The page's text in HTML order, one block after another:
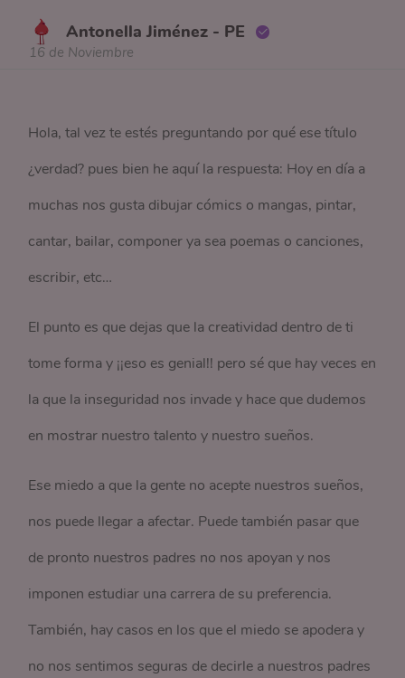
Antonella Jiménez - PE
16 de Noviembre
Hola, tal vez te estés preguntando por qué ese título
¿verdad? pues bien he aquí la respuesta: Hoy en día a
muchas nos gusta dibujar cómics o mangas, pintar,
cantar, bailar, componer ya sea poemas o canciones,
escribir, etc…
El punto es que dejas que la creatividad dentro de ti
tome forma y ¡¡eso es genial!! pero sé que hay veces en
la que la inseguridad nos invade y hace que dudemos
en mostrar nuestro talento y nuestro sueños.
Ese miedo a que la gente no acepte nuestros sueños,
nos puede llegar a afectar. Puede también pasar que
de pronto nuestros padres no nos apoyan y nos
imponen estudiar una carrera de su preferencia.
También, hay casos en los que el miedo se apodera y
no nos sentimos seguras de decirle a nuestros padres